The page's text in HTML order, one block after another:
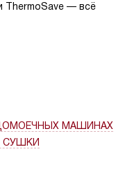
ThermoSave — всё
МАШИНАХ
СУШКИ